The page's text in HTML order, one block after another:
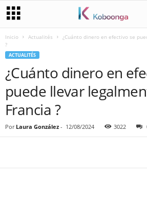
Inicio Actualités
¿Cuánto dinero en efectivo se
?
ACTUALITÉS
¿Cuánto dinero en
puede llevar
Francia ?
Por Laura González - 12/08/2024 3022